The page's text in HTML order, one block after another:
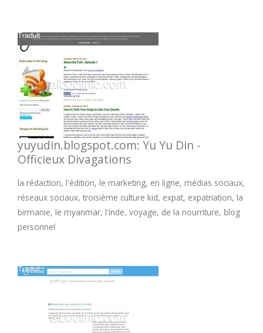
yuyudin.blogspot.com: Yu Yu Din -
Officieux Divagations
la rédaction, l'édition, le marketing, en ligne, médias sociaux,
réseaux sociaux, troisième culture kid, expat, expatriation, la
birmanie, le myanmar, l'inde, voyage, de la nourriture, blog
personnel